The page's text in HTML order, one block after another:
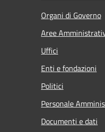
Organi di Governo
Aree
Uffici
Enti e fondazioni
Politici
Personale
Documenti e dati